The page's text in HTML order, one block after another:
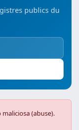
publics du
(abuse).